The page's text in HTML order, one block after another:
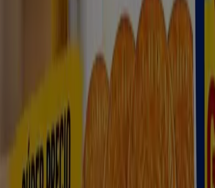
Coviran en Madrid Coviran en
Coviran en Zaragoza
Coviran
Coviran en Sierra de Fuentes
Coviran
Coviran en Montánchez
Coviran en
Coviran en Zarza de
Carmonita
Coviran en Almoharín
Coviran en Aliseda
Coviran en
Garrovillas de Alconétar
Coviran en
Mérida
Ver más ciudades